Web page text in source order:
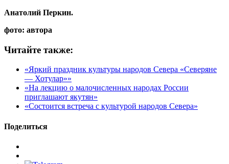
Анатолий Перкин.
фото: автора
Читайте также:
«Яркий праздник культуры народов Севера «Северяне
— Хотулар»»
«На лекцию о малочисленных народах России
приглашают якутян»
«Состоится встреча с культурой народов Севера»
Поделиться